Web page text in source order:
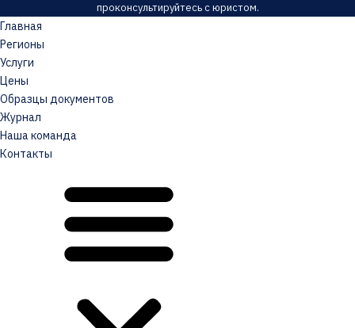
проконсультируйтесь с юристом.
Главная
Регионы
Услуги
Цены
Образцы документов
Журнал
Наша команда
Контакты